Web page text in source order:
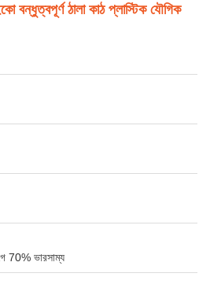
বন্ধুত্বপূর্ণ ঠালা কাঠ প্লাস্টিক যৌগিক
70% ভারসাম্য